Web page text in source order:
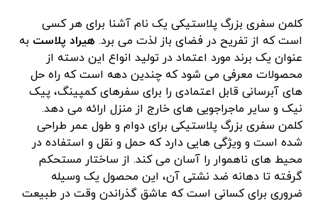
کلمن سفری بزرگ پلاستیکی یک نام آشنا برای هر کسی
است که از تفریح در فضای باز لذت می برد. هیراد پلاست به
عنوان یک برند مورد اعتماد در تولید انواع این دسته از
محصولات معرفی می شود که چندین دهه است که راه حل
های آبرسانی قابل اعتمادی را برای سفرهای کمپینگ، پیک
نیک و سایر ماجراجویی های خارج از منزل ارائه می دهد.
کلمن سفری بزرگ پلاستیکی برای دوام و طول عمر طراحی
شده است و ویژگی هایی دارد که حمل و نقل و استفاده در
محیط های ناهموار را آسان می کند. از ساختار مستحکم
گرفته تا دهانه ضد نشتی آن، این محصول یک وسیله
ضروری برای کسانی است که عاشق گذراندن وقت در طبیعت